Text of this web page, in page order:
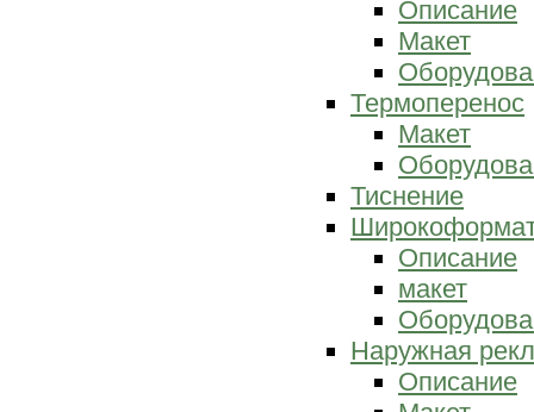
Описание
Макет
Термоперенос
Макет
Тиснение
Описание
макет
Наружная
Описание